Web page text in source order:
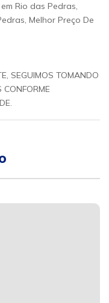
Rio das Pedras,
Melhor Preço De
SEGUIMOS TOMANDO